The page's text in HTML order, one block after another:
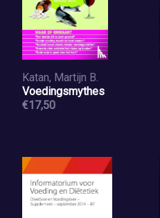
Katan, Martijn B.
Voedingsmythes
€17,50